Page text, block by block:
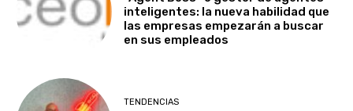
inteligentes: la nueva habilidad que
las empresas empezarán a buscar
en sus empleados
TENDENCIAS